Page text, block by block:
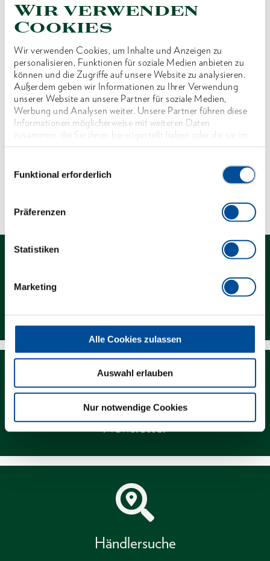
Wir verwenden
Cookies
Wir verwenden Cookies, um Inhalte und Anzeigen zu
personalisieren, Funktionen für soziale Medien anbieten zu
können und die Zugriffe auf unsere Website zu analysieren.
Außerdem geben wir Informationen zu Ihrer Verwendung
unserer Website an unsere Partner für soziale Medien,
Werbung und Analysen weiter. Unsere Partner führen diese
Informationen möglicherweise mit weiteren Daten
zusammen, die Sie ihnen bereitgestellt haben oder die sie im
Rahmen Ihrer Nutzung der Dienste gesammelt haben. Unsere
Funktional erforderlich
Präferenzen
Statistiken
Marketing
Alle Cookies zulassen
Auswahl erlauben
Nur notwendige Cookies
Produktlinie
Produktbeschreibung
Reduzierung der SW für Wechselkassette Typ
WK12 - 95
Abmessungen und Gewichte
Lieferumfang
Kontakt
Newsletter
Händlersuche